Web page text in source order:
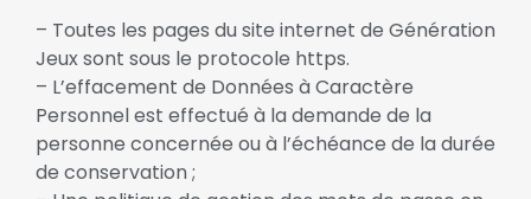
– Toutes les pages du site internet de Génération
Jeux sont sous le protocole https.
– L’effacement de Données à Caractère
Personnel est effectué à la demande de la
personne concernée ou à l’échéance de la durée
de conservation ;